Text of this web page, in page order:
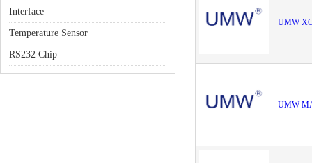
Interface
Temperature Sensor
RS232 Chip
UMW
UMW